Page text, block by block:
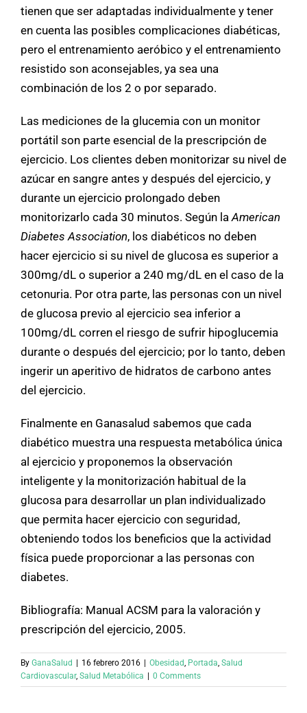
tienen que ser adaptadas individualmente y tener
en cuenta las posibles complicaciones diabéticas,
pero el entrenamiento aeróbico y el entrenamiento
resistido son aconsejables, ya sea una
combinación de los 2 o por separado.
Las mediciones de la glucemia con un monitor
portátil son parte esencial de la prescripción de
ejercicio. Los clientes deben monitorizar su nivel de
azúcar en sangre antes y después del ejercicio, y
durante un ejercicio prolongado deben
monitorizarlo cada 30 minutos. Según laAmerican
Diabetes Association, los diabéticos no deben
hacer ejercicio si su nivel de glucosa es superior a
300mg/dL o superior a 240 mg/dL en el caso de la
cetonuria. Por otra parte, las personas con un nivel
de glucosa previo al ejercicio sea inferior a
100mg/dL corren el riesgo de sufrir hipoglucemia
durante o después del ejercicio; por lo tanto, deben
ingerir un aperitivo de hidratos de carbono antes
del ejercicio.
Finalmente en Ganasalud sabemos que cada
diabético muestra una respuesta metabólica única
al ejercicio y proponemos la observación
inteligente y la monitorización habitual de la
glucosa para desarrollar un plan individualizado
que permita hacer ejercicio con seguridad,
obteniendo todos los beneficios que la actividad
física puede proporcionar a las personas con
diabetes.
Bibliografía: Manual ACSM para la valoración y
prescripción del ejercicio, 2005.
By GanaSalud 16 febrero 2016 Obesidad, Portada, Salud
Cardiovascular, Salud Metabólica 0 Comments